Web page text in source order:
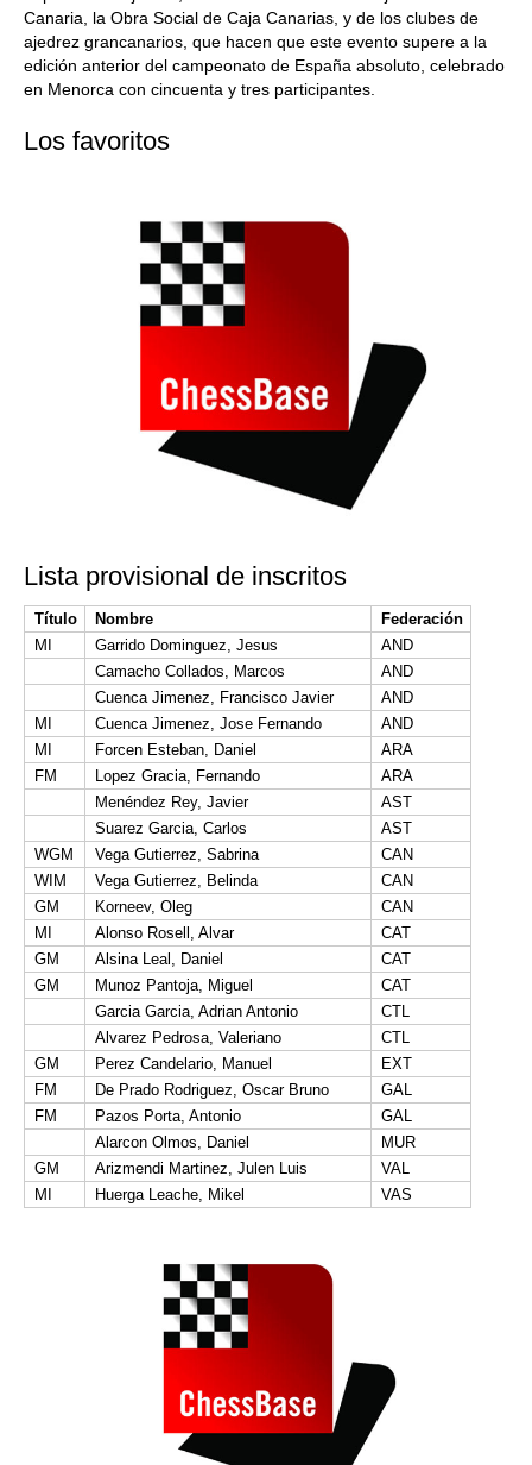
Canaria, la Obra Social de Caja Canarias, y de los clubes de
ajedrez grancanarios, que hacen que este evento supere a la
edición anterior del campeonato de España absoluto, celebrado
en Menorca con cincuenta y tres participantes.
Los favoritos
Lista provisional de inscritos
Título Nombre
Federación
MI
Garrido Dominguez, Jesus
AND
Camacho Collados, Marcos
AND
Cuenca Jimenez, Francisco Javier
AND
MI
Cuenca Jimenez, Jose Fernando
AND
MI
Forcen Esteban, Daniel
ARA
FM
Lopez Gracia, Fernando
ARA
Menéndez Rey, Javier
AST
Suarez Garcia, Carlos
AST
WGM
Vega Gutierrez, Sabrina
CAN
WIM
Vega Gutierrez, Belinda
CAN
GM
Korneev, Oleg
CAN
MI
Alonso Rosell, Alvar
CAT
GM
Alsina Leal, Daniel
CAT
GM
Munoz Pantoja, Miguel
CAT
Garcia Garcia, Adrian Antonio
CTL
Alvarez Pedrosa, Valeriano
CTL
GM
Perez Candelario, Manuel
EXT
FM
De Prado Rodriguez, Oscar Bruno
GAL
FM
Pazos Porta, Antonio
GAL
Alarcon Olmos, Daniel
MUR
GM
Arizmendi Martinez, Julen Luis
VAL
MI
Huerga Leache, Mikel VAS